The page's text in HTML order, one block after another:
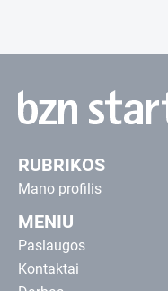
RUBRIKOS
Mano profilis
MENIU
Paslaugos
Kontaktai